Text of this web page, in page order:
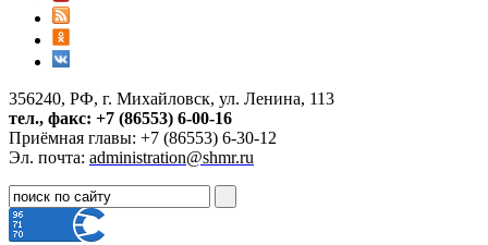
356240, РФ, г. Михайловск, ул. Ленина, 113
тел., факс: +7 (86553) 6-00-16
Приёмная главы: +7 (86553) 6-30-12
Эл. почта: administration@shmr.ru